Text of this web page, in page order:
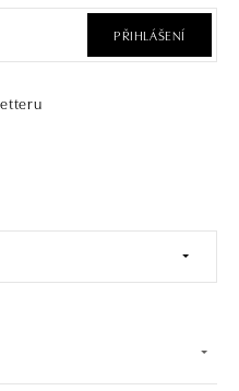
PŘIHLÁŠENÍ